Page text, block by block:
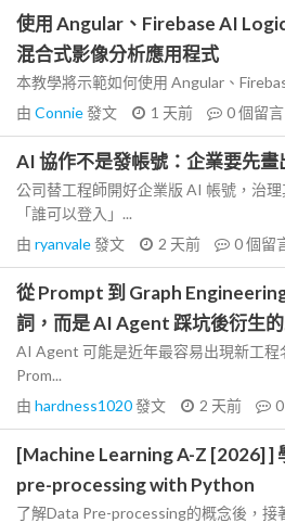
使用 Angular、Firebase AI
混合式影像分析應用程式
本教學將示範如何使用 Angular、
由 Connie發文 1 天前 0個留言
AI 協作不是發帳號：企業要先
公司替工程師開好企業版 AI 帳號，治
「誰可以登入」...
由 ryanvale發文 2 天前 0個留
從 Prompt 到 Graph
詞，而是 AI Agent 踩坑後衍生
AI Agent 可能是近年最容易出現新工程
Prom...
由 hardness1020發文 2 天前 0
[Machine Learning A-Z [2026] ]
pre-processing with Python
了解Data Pre-processing的概念後，接